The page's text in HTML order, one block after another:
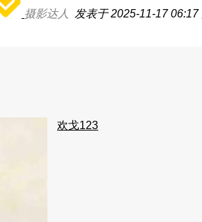
摄影达人 发表于 2025-11-17 06:17
欢戈123